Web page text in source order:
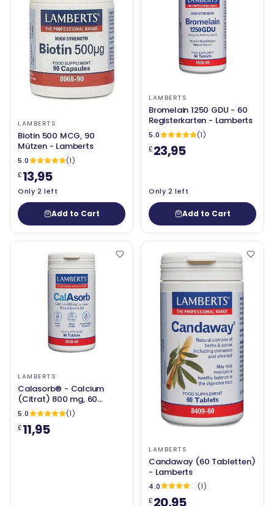
LAMBERTS
Biotin 500 MCG, 90
Mützen - Lamberts
5.0
(1)
£13,95
Only 2 left
Add to Cart
LAMBERTS
Bromelain 1250 GDU - 60
Registerkarten - Lamberts
5.0
(1)
£23,95
Only 2 left
Add to Cart
LAMBERTS
Calasorb® - Calcium
(Citrat) 800 mg, 60
Registerkarten - Lamberts
5.0
(1)
£11,95
LAMBERTS
Candaway (60 Tabletten)
- Lamberts
4.0
(1)
£20,95